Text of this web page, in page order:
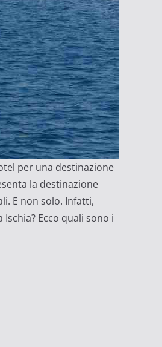
per una destinazione
la destinazione
E non solo. Infatti,
Ecco quali sono i